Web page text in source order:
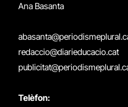
Ana Basanta
redaccio@diarieducacio.cat
Telèfon: